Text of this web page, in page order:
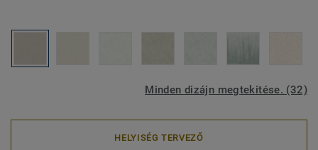
Minden dizájn megtekitése. (32)
HELYISÉG TERVEZŐ